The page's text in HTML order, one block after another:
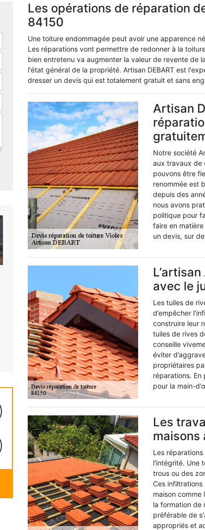
Les opérations de réparation
84150
Une toiture endommagée peut avoir une apparence
Les réparations vont permettre de redonner à la
bien entretenu va augmenter la valeur de revente de
l'état général de la propriété. Artisan DEBART est
dresser un devis qui est totalement gratuit et sans
Artisan
Notre société
aux travaux de
pouvons être
renommée est
depuis des
nous avons
politique pour
faire en
un devis, sur
avec le
Les tuiles de
d’empêcher
construire leur
tuiles de rives
conseille
éviter
propriétaires
réparations.
pour la main-
Les
maisons
Les
l'intégrité. Une
trous ou des
Ces
maison
la formation de
préférable de
appropriés et